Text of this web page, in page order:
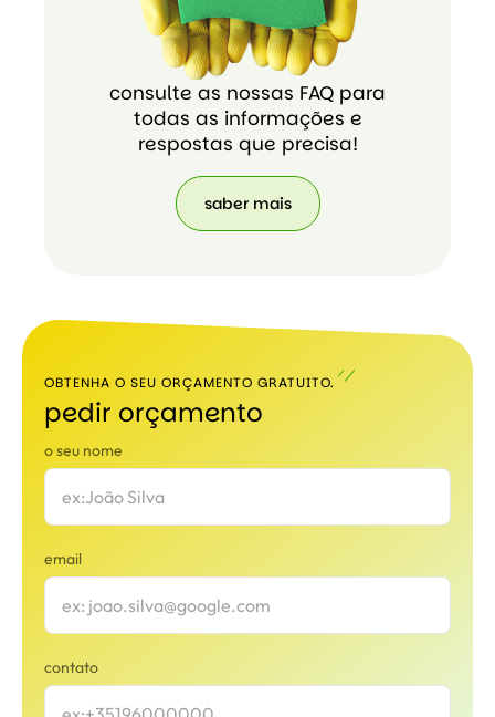
consulte as nossas FAQ para
todas as informações e
respostas que precisa!
saber mais
OBTENHA O SEU ORÇAMENTO GRATUITO.
pedir orçamento
o seu nome
email
contato